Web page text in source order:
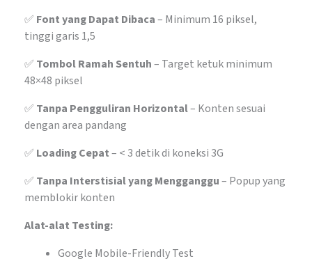
✅ Font yang Dapat Dibaca– Minimum 16 piksel,
tinggi garis 1,5
✅ Tombol Ramah Sentuh– Target ketuk minimum
48×48 piksel
✅ Tanpa Pengguliran Horizontal– Konten sesuai
dengan area pandang
✅ Loading Cepat– < 3 detik di koneksi 3G
✅ Tanpa Interstisial yang Mengganggu– Popup yang
memblokir konten
Alat-alat Testing:
Google Mobile-Friendly Test